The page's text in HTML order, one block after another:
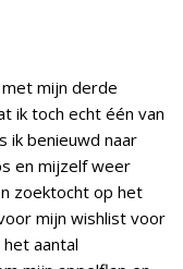
mijn derde
ik toch echt één van
ik benieuwd naar
en mijzelf weer
zoektocht op het
mijn wishlist voor
aantal